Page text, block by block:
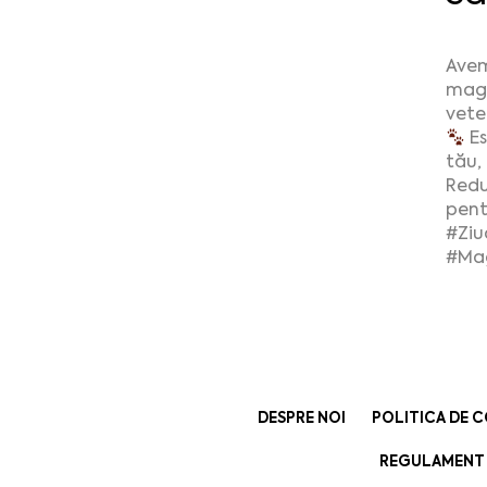
tău,
DESPRE NOI POLITICA DE